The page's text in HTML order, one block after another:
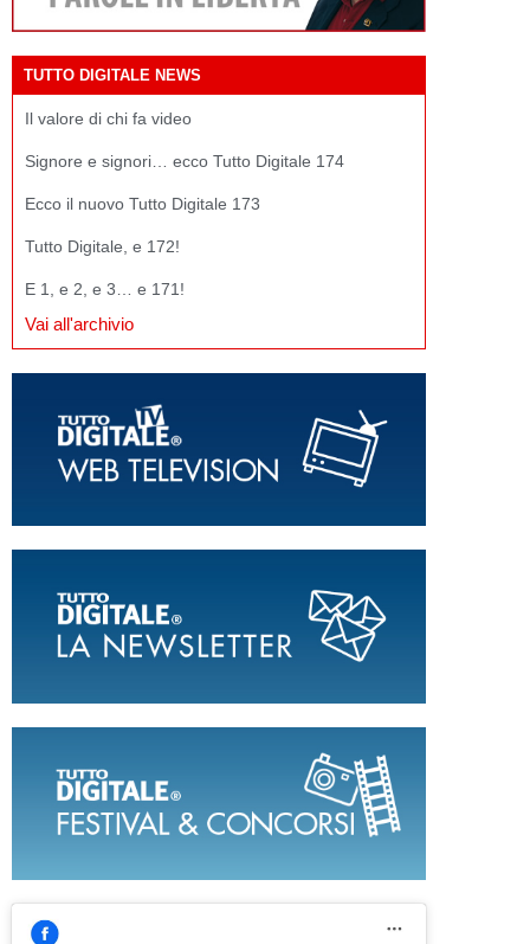
TUTTO DIGITALE NEWS
Il valore di chi fa video
Signore e signori… ecco Tutto Digitale 174
Ecco il nuovo Tutto Digitale 173
Tutto Digitale, e 172!
E 1, e 2, e 3… e 171!
Vai all'archivio